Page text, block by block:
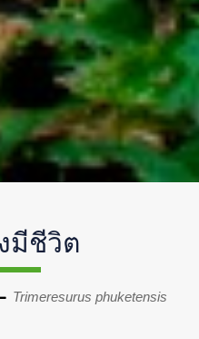
มีชีวิต
Trimeresurus phuketensis